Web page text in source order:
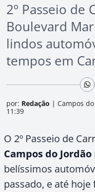
2º Passeio de
Boulevard
lindos
tempos em
por: Redação | Campos
11:39
O 2º Passeio de
Campos do Jordão
belíssimos
passado, e até